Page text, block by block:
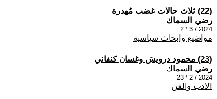
(22) ثلاث حالات غضب مُهدرة
رضي السماك
2024 / 3 / 2
مواضيع وابحاث سياسية
(23) محمود درويش وغسان كنفاني
رضي السماك
2024 / 2 / 23
الادب والفن